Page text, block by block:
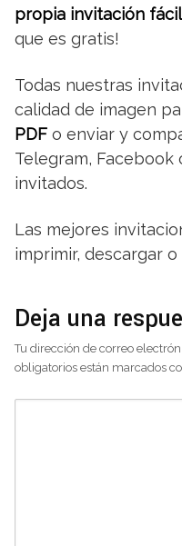
propia invitación fácil
que es gratis!
Todas nuestras
calidad de imagen
PDF o enviar y
Telegram, Facebook
invitados.
Las mejores
imprimir, descargar
Deja una
Tu dirección de correo
obligatorios están marcados